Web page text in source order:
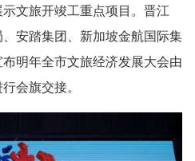
文旅开竣工重点项目。晋江
安踏集团、新加坡金航国际集
明年全市文旅经济发展大会由
会旗交接。